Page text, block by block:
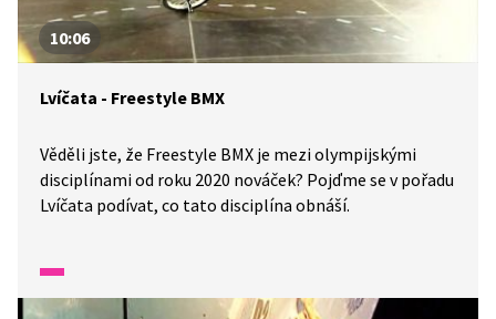
10:06
Lvíčata - Freestyle BMX
Věděli jste, že Freestyle BMX je mezi olympijskými
disciplínami od roku 2020 nováček? Pojďme se v pořadu
Lvíčata podívat, co tato disciplína obnáší.